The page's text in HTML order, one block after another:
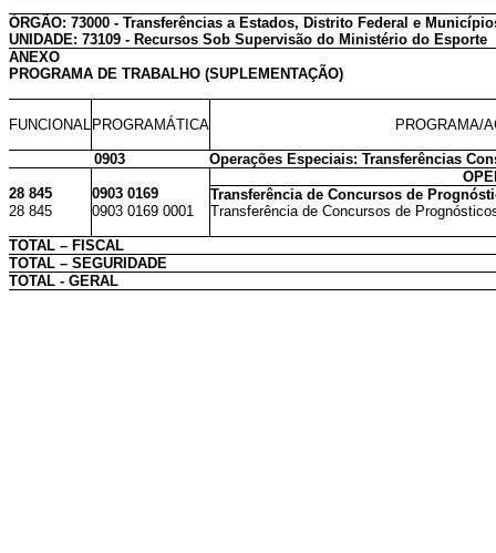
ÓRGÃO: 73000 - Transferências a Estados, Distrito Federal e
UNIDADE: 73109 - Recursos Sob Supervisão do Ministério do Esporte
ANEXO
PROGRAMA DE TRABALHO (SUPLEMENTAÇÃO)
FUNCIONAL PROGRAMÁTICA PROGRAMA/
0903
Operações Especiais: Transferências
28 845
0903 0169
Transferência de Concursos de
28 845
0903 0169 0001 Transferência de Concursos de
TOTAL – FISCAL
TOTAL – SEGURIDADE
TOTAL - GERAL